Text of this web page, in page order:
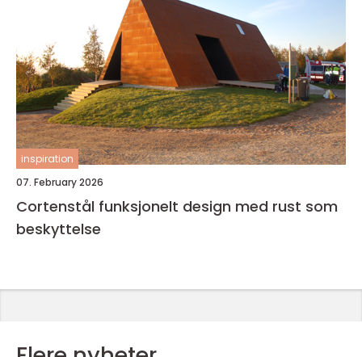
inspiration
07. February 2026
Cortenstål funksjonelt design med rust som
beskyttelse